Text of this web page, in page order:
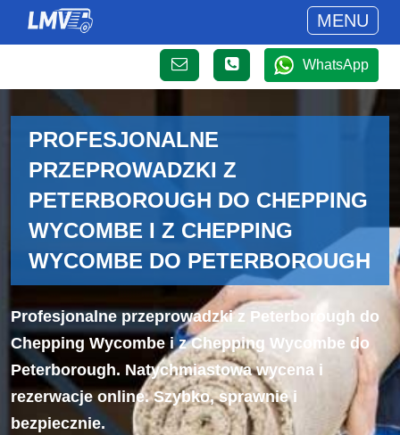
MENU
WhatsApp
PROFESJONALNE
PRZEPROWADZKI Z
PETERBOROUGH DO CHEPPING
WYCOMBE I Z CHEPPING
WYCOMBE DO PETERBOROUGH
Profesjonalne przeprowadzki z Peterborough do
Chepping Wycombe i z Chepping Wycombe do
Peterborough. Natychmiastowa wycena i
rezerwacje online. Szybko, sprawnie i
bezpiecznie.